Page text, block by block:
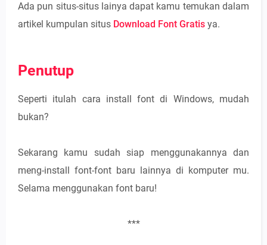
Ada pun situs-situs lainya dapat kamu temukan dalam
artikel kumpulan situs Download Font Gratis ya.
Penutup
Seperti itulah cara install font di Windows, mudah
bukan?
Sekarang kamu sudah siap menggunakannya dan
meng-install font-font baru lainnya di komputer mu.
Selama menggunakan font baru!
***